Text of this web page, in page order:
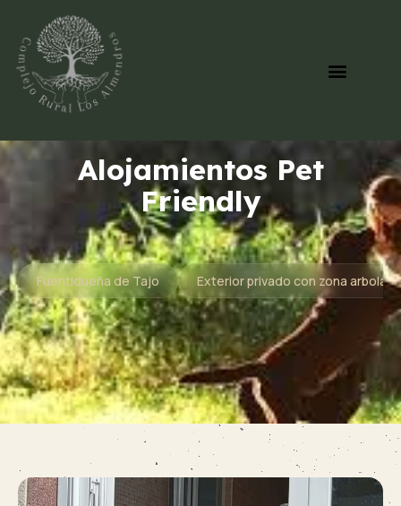
Alojamientos Pet
Friendly
Fuentidueña de Tajo Exterior privado con zona arbolada